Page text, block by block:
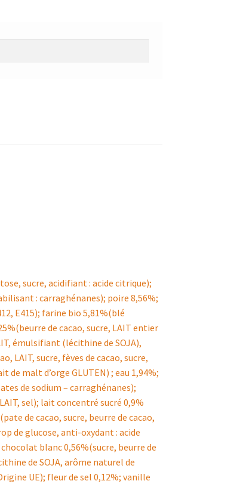
sucre, acidifiant : acide citrique);
: carraghénanes); poire 8,56%;
E415); farine bio 5,81%(blé
de cacao, sucre, LAIT entier
émulsifiant (lécithine de SOJA),
LAIT, sucre, fèves de cacao, sucre,
malt d’orge GLUTEN) ; eau 1,94%;
de sodium – carraghénanes);
sel); lait concentré sucré 0,9%
de cacao, sucre, beurre de cacao,
de glucose, anti-oxydant : acide
blanc 0,56%(sucre, beurre de
de SOJA, arôme naturel de
UE); fleur de sel 0,12%; vanille